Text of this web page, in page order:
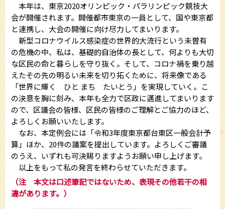
本年は、東京2020オリンピック・パラリンピック競技大
会が開催されます。開催都市東京の一員として、国や東京都
と連携し、大会の開催に向け尽力してまいります。
新型コロナウイルス感染症の世界的大流行という未曽有
の危機の中、私は、基礎的自治体の長として、何よりも大切
な区民の命と暮らしを守り抜く。そして、コロナ禍を乗り越
えたその先の明るい未来を切り拓くために、将来像である
「世界に輝く ひと まち たいとう」を実現していく。こ
の決意を胸に刻み、本年も全力で区政に邁進してまいります
ので、区議会の皆様、区民の皆様のご理解とご協力のほど、
よろしくお願いいたします。
なお、本定例会には「令和3年度東京都台東区一般会計予
算」ほか、20件の議案を提出しています。よろしくご審議
のうえ、いずれも可決賜りますようお願い申し上げます。
以上をもって私の発言を終わらせていただきます。
（注 本文は口述筆記ではないため、表現その他若干の相
違があります。）